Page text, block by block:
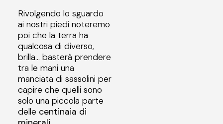
Rivolgendo lo sguardo
ai nostri piedi noteremo
poi che la terra ha
qualcosa di diverso,
brilla… basterà prendere
tra le mani una
manciata di sassolini per
capire che quelli sono
solo una piccola parte
delle centinaia di